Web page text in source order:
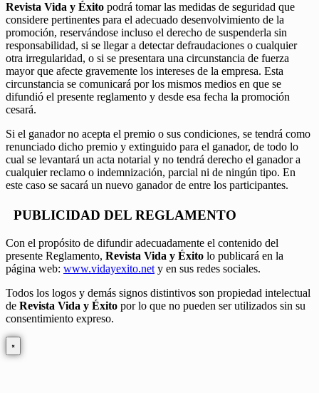
Revista Vida y Éxito podrá tomar las medidas de seguridad que
considere pertinentes para el adecuado desenvolvimiento de la
promoción, reservándose incluso el derecho de suspenderla sin
responsabilidad, si se llegar a detectar defraudaciones o cualquier
otra irregularidad, o si se presentara una circunstancia de fuerza
mayor que afecte gravemente los intereses de la empresa. Esta
circunstancia se comunicará por los mismos medios en que se
difundió el presente reglamento y desde esa fecha la promoción
cesará.
Si el ganador no acepta el premio o sus condiciones, se tendrá como
renunciado dicho premio y extinguido para el ganador, de todo lo
cual se levantará un acta notarial y no tendrá derecho el ganador a
cualquier reclamo o indemnización, parcial ni de ningún tipo. En
este caso se sacará un nuevo ganador de entre los participantes.
PUBLICIDAD DEL REGLAMENTO
Con el propósito de difundir adecuadamente el contenido del
presente Reglamento, Revista Vida y Éxito lo publicará en la
página web: www.vidayexito.net y en sus redes sociales.
Todos los logos y demás signos distintivos son propiedad intelectual
de Revista Vida y Éxito por lo que no pueden ser utilizados sin su
consentimiento expreso.
×